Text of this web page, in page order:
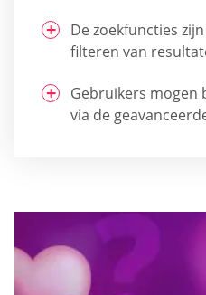
De zoekfuncties
filteren van
Gebruikers mogen
via de